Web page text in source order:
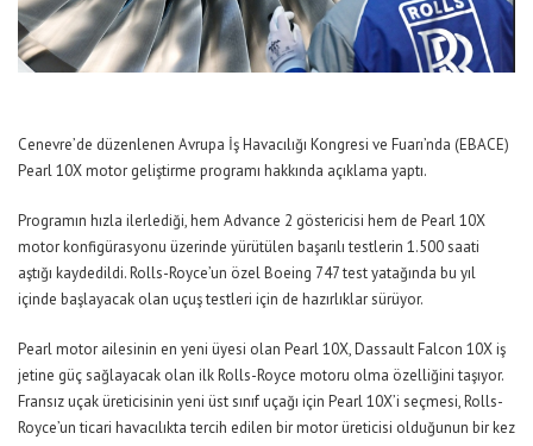
Cenevre’de düzenlenen Avrupa İş Havacılığı Kongresi ve Fuarı’nda (EBACE)
Pearl 10X motor geliştirme programı hakkında açıklama yaptı.
Programın hızla ilerlediği, hem Advance 2 göstericisi hem de Pearl 10X
motor konfigürasyonu üzerinde yürütülen başarılı testlerin 1.500 saati
aştığı kaydedildi. Rolls-Royce’un özel Boeing 747 test yatağında bu yıl
içinde başlayacak olan uçuş testleri için de hazırlıklar sürüyor.
Pearl motor ailesinin en yeni üyesi olan Pearl 10X, Dassault Falcon 10X iş
jetine güç sağlayacak olan ilk Rolls-Royce motoru olma özelliğini taşıyor.
Fransız uçak üreticisinin yeni üst sınıf uçağı için Pearl 10X’i seçmesi, Rolls-
Royce’un ticari havacılıkta tercih edilen bir motor üreticisi olduğunun bir kez